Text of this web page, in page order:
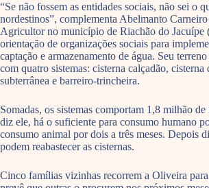
“Se não fossem as entidades sociais, não sei o
nordestinos”, complementa Abelmanto
Agricultor no município de Riachão do Jacuípe
orientação de organizações sociais para
captação e armazenamento de água. Seu
com quatro sistemas: cisterna calçadão,
subterrânea e barreiro-trincheira.
Somadas, os sistemas comportam 1,8 milhão
diz ele, há o suficiente para consumo humano
consumo animal por dois a três meses. Depois
podem reabastecer as cisternas.
Cinco famílias vizinhas recorrem a Oliveira